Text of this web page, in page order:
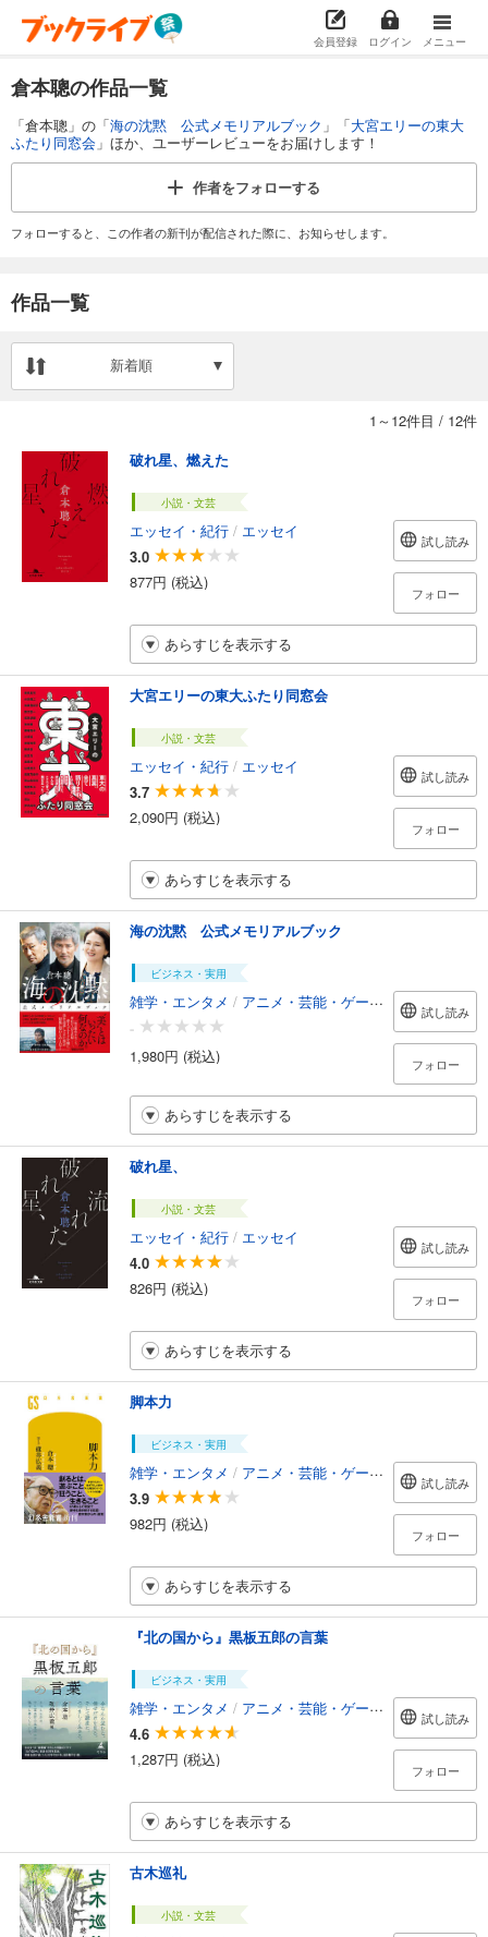
会員登録 ログイン メニュー
倉本聰の作品一覧
「倉本聰」の「海の沈黙 公式メモリアルブック 」「大宮エリーの東大
ふたり同窓会 」ほか、ユーザーレビューをお届けします！
作者をフォローする
フォローすると、この作者の新刊が配信された際に、お知らせします。
作品一覧
新着順
1～12件目 / 12件
破れ星、燃えた
小説・文芸
エッセイ・紀行 / エッセイ
3.0
877円 (税込)
試し読み
フォロー
あらすじを表示する
大宮エリーの東大ふたり同窓会
小説・文芸
エッセイ・紀行 / エッセイ
3.7
2,090円 (税込)
試し読み
フォロー
あらすじを表示する
海の沈黙 公式メモリアルブック
ビジネス・実用
雑学・エンタメ / アニメ・芸能・ゲーム攻略本
-
1,980円 (税込)
試し読み
フォロー
あらすじを表示する
破れ星、
小説・文芸
エッセイ・紀行 / エッセイ
4.0
826円 (税込)
試し読み
フォロー
あらすじを表示する
脚本力
ビジネス・実用
雑学・エンタメ / アニメ・芸能・ゲーム攻略本
3.9
982円 (税込)
試し読み
フォロー
あらすじを表示する
『北の国から』黒板五郎の言葉
ビジネス・実用
雑学・エンタメ / アニメ・芸能・ゲーム攻略本
4.6
1,287円 (税込)
試し読み
フォロー
あらすじを表示する
古木巡礼
小説・文芸